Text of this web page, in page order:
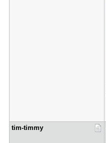
tim-timmy